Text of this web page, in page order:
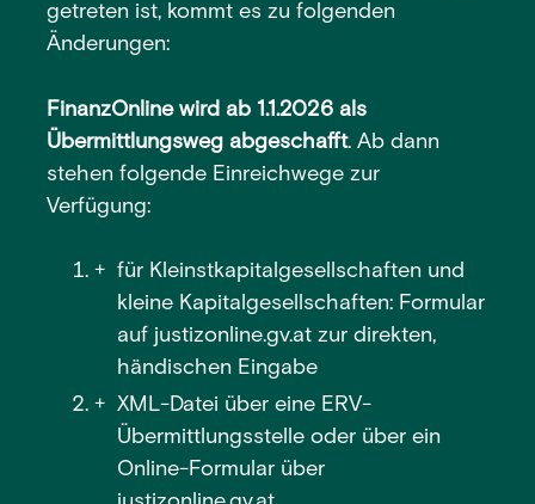
getreten ist, kommt es zu folgenden
Änderungen:
FinanzOnline wird ab 1.1.2026 als
Übermittlungsweg abgeschafft. Ab dann
stehen folgende Einreichwege zur
Verfügung:
für Kleinstkapitalgesellschaften und
kleine Kapitalgesellschaften: Formular
auf justizonline.gv.at zur direkten,
händischen Eingabe
XML-Datei über eine ERV-
Übermittlungsstelle oder über ein
Online-Formular über